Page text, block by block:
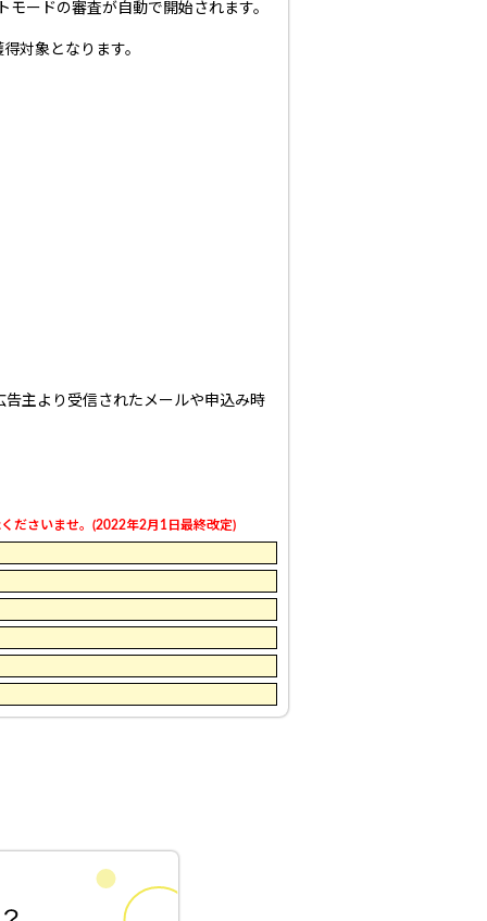
ードの審査が自動で開始されます。
対象となります。
告主より受信されたメールや申込み時
ださいませ。(2022年2月1日最終改定)